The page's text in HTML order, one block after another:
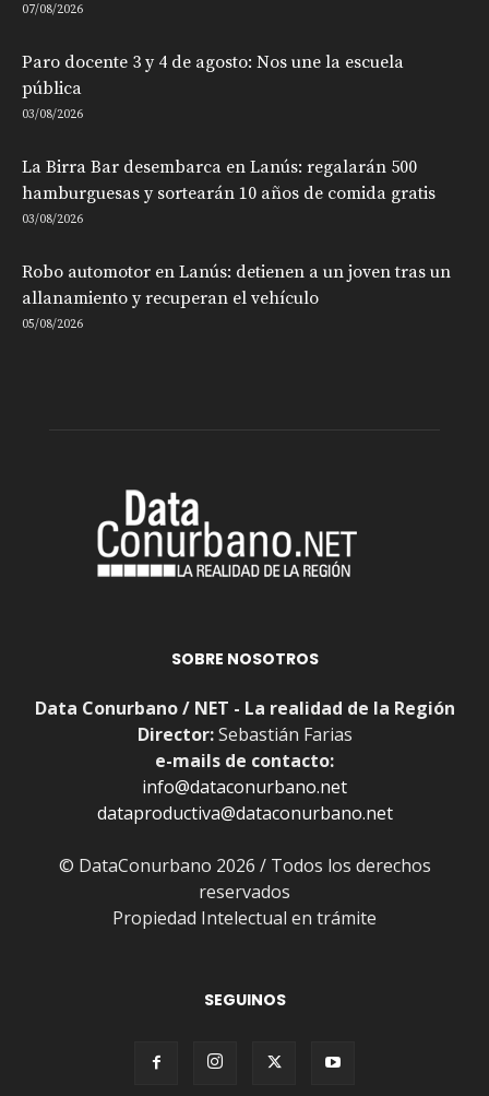
07/08/2026
Paro docente 3 y 4 de agosto: Nos une la escuela
pública
03/08/2026
La Birra Bar desembarca en Lanús: regalarán 500
hamburguesas y sortearán 10 años de comida gratis
03/08/2026
Robo automotor en Lanús: detienen a un joven tras un
allanamiento y recuperan el vehículo
05/08/2026
SOBRE NOSOTROS
Data Conurbano / NET - La realidad de la Región
Director:Sebastián Farias
e-mails de contacto:
info@dataconurbano.net
dataproductiva@dataconurbano.net
© DataConurbano 2026 / Todos los derechos
reservados
Propiedad Intelectual en trámite
SEGUINOS